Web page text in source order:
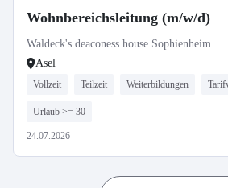
Wohnbereichsleitung (m/w/d)
Waldeck's deaconess house Sophienheim
Asel
Vollzeit Teilzeit Weiterbildungen
Urlaub >= 30
24.07.2026